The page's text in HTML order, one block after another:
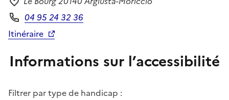
Adresse
Téléphone
04 95 24 32 36
Itinéraire
Informations sur l’accessibilité
Filtrer par type de handicap :